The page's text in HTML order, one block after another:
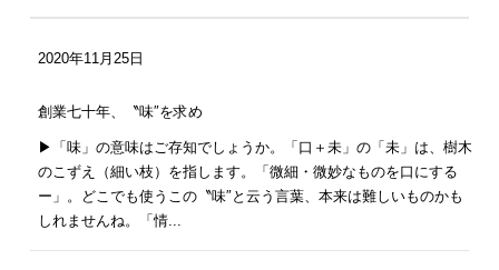
2020年11月25日
創業七十年、〝味″を求め
▶︎「味」の意味はご存知でしょうか。「口＋未」の「未」は、樹木
のこずえ（細い枝）を指します。「微細・微妙なものを口にする
ー」。どこでも使うこの〝味″と云う言葉、本来は難しいものかも
しれませんね。「情...